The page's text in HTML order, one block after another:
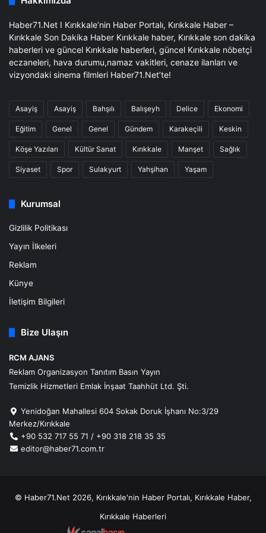
Haber71.Net I Kırıkkale’nin Haber Portalı, Kırıkkale Haber –
Kırıkkale Son Dakika Haber Kırıkkale haber, Kırıkkale son dakika
haberleri ve güncel Kırıkkale haberleri, güncel Kırıkkale nöbetçi
eczaneleri, hava durumu,namaz vakitleri, cenaze ilanları ve
vizyondaki sinema filmleri Haber71.Net’te!
Asayiş Asayiş Bahşılı Balışeyh Delice Ekonomi
Eğitim Genel Genel Gündem Karakeçili Keskin
Köşe Yazıları Kültür Sanat Kırıkkale Manşet Sağlık
Siyaset Spor Sulakyurt Yahşihan Yaşam
Kurumsal
Gizlilik Politikası
Yayın İlkeleri
Reklam
Künye
İletişim Bilgileri
Bize Ulaşın
RCM AJANS
Reklam Organizasyon Tanıtım Basın Yayın
Temizlik Hizmetleri Emlak İnşaat Taahhüt Ltd. Şti.
Yenidoğan Mahallesi 604 Sokak Doruk İşhanı No:3/29
Merkez/Kırıkkale
+90 532 717 55 71 / +90 318 218 35 35
editor@haber71.com.tr
© Haber71.Net 2026, Kırıkkale'nin Haber Portalı, Kırıkkale Haber,
Kırıkkale Haberleri